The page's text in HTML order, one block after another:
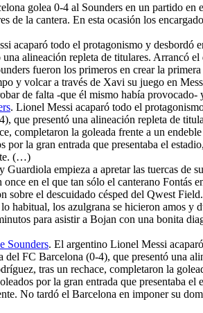
golea 0-4 al Sounders en un partido
de la cantera. En esta ocasión los
acaparó todo el protagonismo y desbordó
alineación repleta de titulares. Arrancó
fueron los primeros en crear la
y volcar a través de Xavi su juego en
de falta -que él mismo había
. Lionel Messi acaparó todo el
que presentó una alineación repleta de
completaron la goleada frente a un
la gran entrada que presentaba el
(…)
Guardiola empieza a apretar las tuercas de
en el que tan sólo el canterano
el descuidado césped del Qwest
habitual, los azulgrana se hicieron amos
para asistir a Bojan con una bonita
Sounders. El argentino Lionel Messi
FC Barcelona (0-4), que presentó una
tras un rechace, completaron la
por la gran entrada que presentaba
No tardó el Barcelona en imponer su